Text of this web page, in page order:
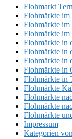
Flohmarkt
Flohmärkte
Flohmärkte im
Flohmärkte im
Flohmärkte in
Flohmärkte in
Flohmärkte in
Flohmärkte in
Flohmärkte in
Flohmärkte
Flohmärkte
Flohmärkte
Flohmärkte
Impressum
Kategorien